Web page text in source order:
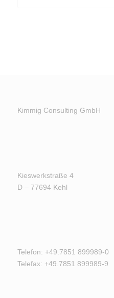
Kimmig Consulting GmbH
Kieswerkstraße 4
D – 77694 Kehl
Telefon: +49.7851 899989-0
Telefax: +49.7851 899989-9